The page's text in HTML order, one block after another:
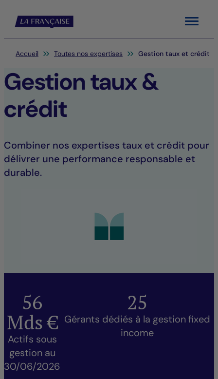
Menu
Vous êtes ici:
Accueil Toutes nos expertises Gestion taux et crédit
Gestion taux &
crédit
Combiner nos expertises taux et crédit pour
délivrer une performance responsable et
durable.
56
Mds €
Actifs sous
gestion au
30/06/2026
25
Gérants dédiés à la gestion fixed
income